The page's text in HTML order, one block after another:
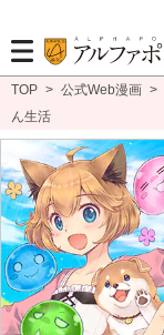
TOP > 公式Web漫画 >
ん生活